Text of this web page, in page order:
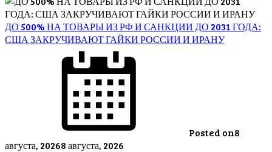
ДО 500% НА ТОВАРЫ ИЗ РФ И САНКЦИИ ДО 2031 ГОДА:
США ЗАКРУЧИВАЮТ ГАЙКИ РОССИИ И ИРАНУ
Posted on8
августа, 20268 августа, 2026